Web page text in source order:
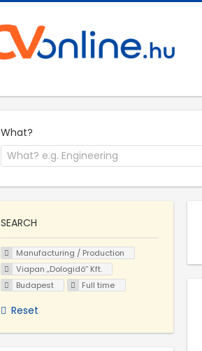
What?
SEARCH
Manufacturing / Production
Viapan „Dologidő” Kft.
Budapest
Full time
Reset